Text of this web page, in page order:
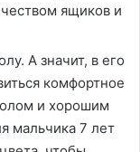
ящиков и
А значит, в его
комфортное
и хорошим
мальчика 7 лет